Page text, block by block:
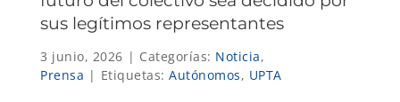
sus legítimos representantes
3 junio, 2026 | Categorías: Noticia,
Prensa | Etiquetas: Autónomos, UPTA